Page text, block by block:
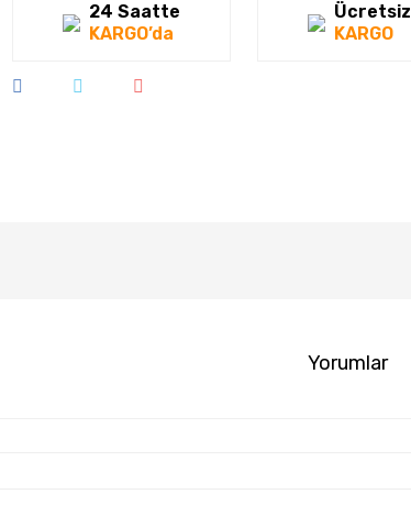
24 Saatte
KARGO’da
Ücretsiz
KARGO
Yorumlar